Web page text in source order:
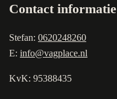
Contact informatie
Stefan: 0620248260
E: info@vagplace.nl
KvK: 95388435